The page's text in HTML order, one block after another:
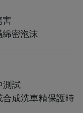
害
密泡沫
測試
合成洗車精保護時